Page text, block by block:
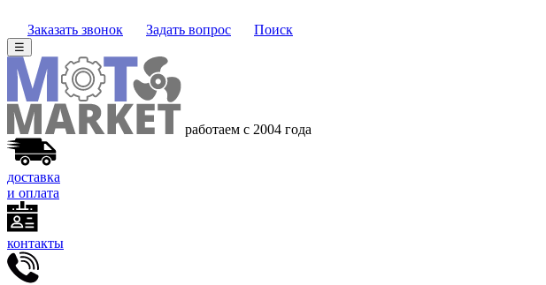
Заказать звонок Задать вопрос Поиск
☰
работаем с 2004 года
доставка
и оплата
контакты